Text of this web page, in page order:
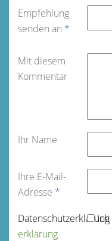
Empfehlung
senden an *
Mit diesem
Kommentar
Ihr Name
Ihre E-Mail-
Adresse *
Datenschutz­erklärung
erklärung